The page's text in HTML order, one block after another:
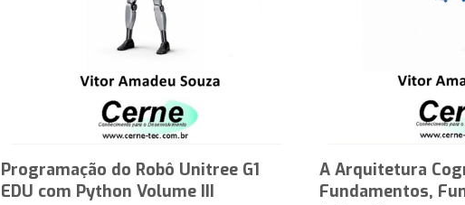
Programação do Robô Unitree G1
EDU com Python Volume III
A Arquitetura
Fundamentos,